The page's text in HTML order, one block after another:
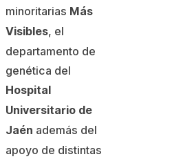
minoritarias Más
Visibles, el
departamento de
genética del
Hospital
Universitario de
Jaén además del
apoyo de distintas